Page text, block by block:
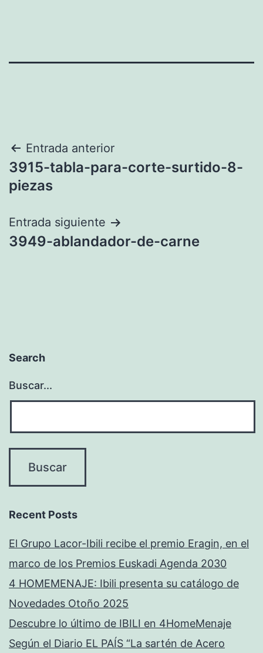
Navegación
de
Entrada anterior
3915-tabla-para-corte-surtido-8-
piezas
Entrada siguiente
3949-ablandador-de-carne
Search
Buscar...
Recent Posts
El Grupo Lacor-Ibili recibe el premio Eragin, en el
marco de los Premios Euskadi Agenda 2030
4 HOMEMENAJE: Ibili presenta su catálogo de
Novedades Otoño 2025
Descubre lo último de IBILI en 4HomeMenaje
Según el Diario EL PAÍS “La sartén de Acero